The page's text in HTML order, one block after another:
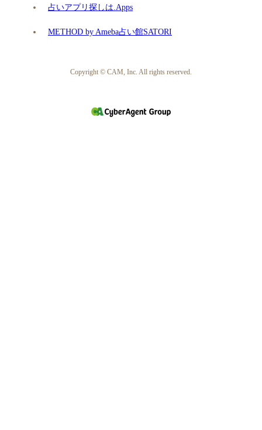
占いアプリ探しは.Apps
METHOD by Ameba占い館SATORI
Copyright © CAM, Inc. All rights reserved.